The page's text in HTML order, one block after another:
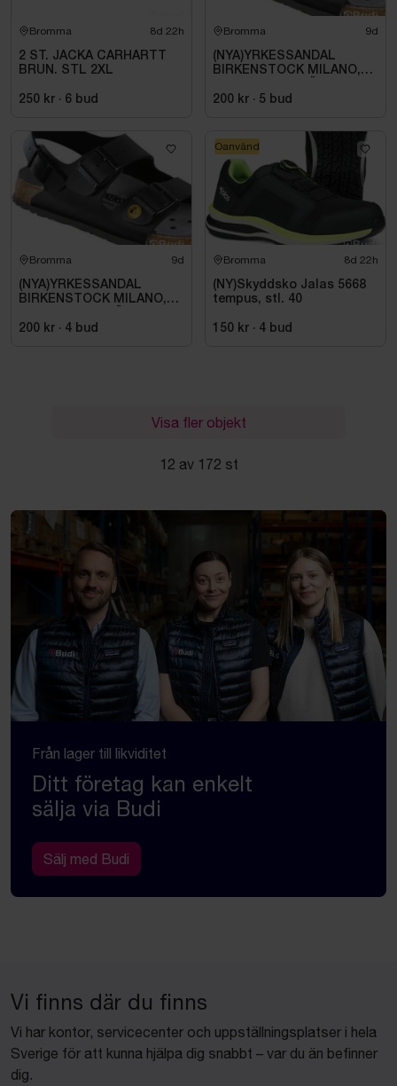
Bromma 8d 22h
2 ST. JACKA CARHARTT
BRUN. STL 2XL
250 kr · 6 bud
Bromma 9d
(NYA)YRKESSANDAL
BIRKENSTOCK MILANO,
SVART. STL 42
200 kr · 5 bud
Bromma 9d
(NYA)YRKESSANDAL
BIRKENSTOCK MILANO,
SVART. STL 42
200 kr · 4 bud
Bromma 8d 22h
(NY)Skyddsko Jalas 5668
tempus, stl. 40
150 kr · 4 bud
Oanvänd
Visa fler objekt
12 av 172 st
Från lager till likviditet
Ditt företag kan enkelt
sälja via Budi
Sälj med Budi
Vi finns där du finns
Vi har kontor, servicecenter och uppställningsplatser i hela
Sverige för att kunna hjälpa dig snabbt – var du än befinner
dig.